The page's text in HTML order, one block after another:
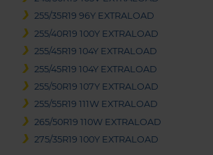
255/35R19 96Y EXTRALOAD
255/40R19 100Y EXTRALOAD
255/45R19 104Y EXTRALOAD
255/45R19 104Y EXTRALOAD
255/50R19 107Y EXTRALOAD
255/55R19 111W EXTRALOAD
265/50R19 110W EXTRALOAD
275/35R19 100Y EXTRALOAD